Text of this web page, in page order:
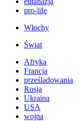
pro-life
Włochy
Świat
Afryka
Francja
prześladowania
Rosja
Ukraina
USA
wojna